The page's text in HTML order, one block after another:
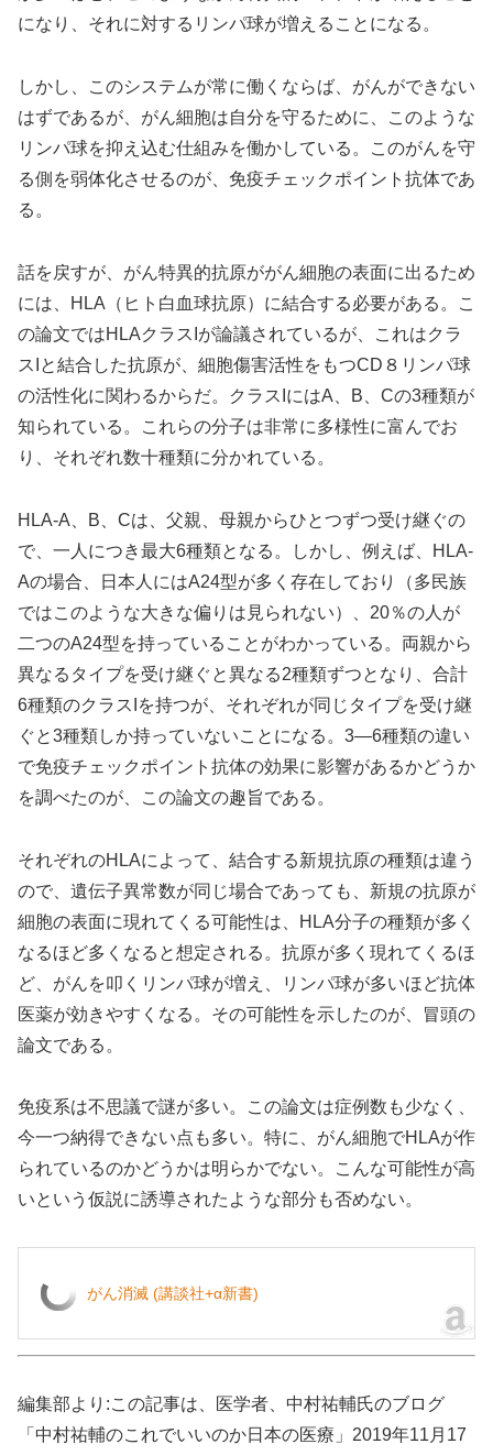
になり、それに対するリンパ球が増えることになる。
しかし、このシステムが常に働くならば、がんができない
はずであるが、がん細胞は自分を守るために、このような
リンパ球を抑え込む仕組みを働かしている。このがんを守
る側を弱体化させるのが、免疫チェックポイント抗体であ
る。
話を戻すが、がん特異的抗原ががん細胞の表面に出るため
には、HLA（ヒト白血球抗原）に結合する必要がある。こ
の論文ではHLAクラスIが論議されているが、これはクラ
スIと結合した抗原が、細胞傷害活性をもつCD８リンパ球
の活性化に関わるからだ。クラスIにはA、B、Cの3種類が
知られている。これらの分子は非常に多様性に富んでお
り、それぞれ数十種類に分かれている。
HLA-A、B、Cは、父親、母親からひとつずつ受け継ぐの
で、一人につき最大6種類となる。しかし、例えば、HLA-
Aの場合、日本人にはA24型が多く存在しており（多民族
ではこのような大きな偏りは見られない）、20％の人が
二つのA24型を持っていることがわかっている。両親から
異なるタイプを受け継ぐと異なる2種類ずつとなり、合計
6種類のクラスIを持つが、それぞれが同じタイプを受け継
ぐと3種類しか持っていないことになる。3―6種類の違い
で免疫チェックポイント抗体の効果に影響があるかどうか
を調べたのが、この論文の趣旨である。
それぞれのHLAによって、結合する新規抗原の種類は違う
ので、遺伝子異常数が同じ場合であっても、新規の抗原が
細胞の表面に現れてくる可能性は、HLA分子の種類が多く
なるほど多くなると想定される。抗原が多く現れてくるほ
ど、がんを叩くリンパ球が増え、リンパ球が多いほど抗体
医薬が効きやすくなる。その可能性を示したのが、冒頭の
論文である。
免疫系は不思議で謎が多い。この論文は症例数も少なく、
今一つ納得できない点も多い。特に、がん細胞でHLAが作
られているのかどうかは明らかでない。こんな可能性が高
いという仮説に誘導されたような部分も否めない。
がん消滅 (講談社+α新書)
編集部より:この記事は、医学者、中村祐輔氏のブログ
「中村祐輔のこれでいいのか日本の医療」2019年11月17